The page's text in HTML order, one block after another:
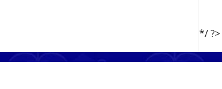
*/ ?>